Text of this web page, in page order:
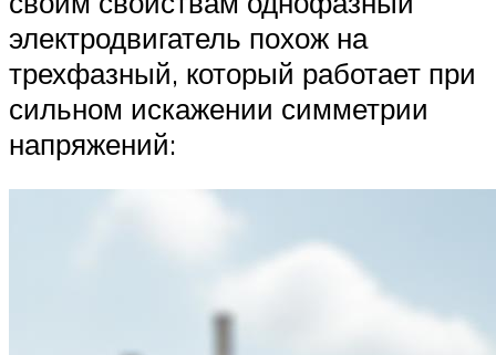
электродвигатель похож на
трехфазный, который работает при
сильном искажении симметрии
напряжений: